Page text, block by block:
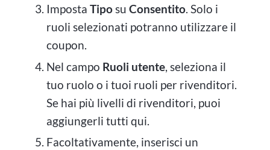
Imposta Tiposu Consentito. Solo i
ruoli selezionati potranno utilizzare il
coupon.
Nel campo Ruoli utente, seleziona il
tuo ruolo o i tuoi ruoli per rivenditori.
Se hai più livelli di rivenditori, puoi
aggiungerli tutti qui.
Facoltativamente, inserisci un